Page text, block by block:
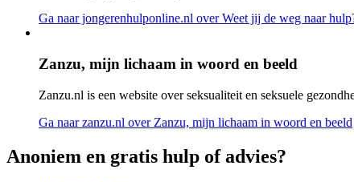
Ga naar jongerenhulponline.nl over Weet jij de weg naar
Zanzu, mijn lichaam in woord en beeld
Zanzu.nl is een website over seksualiteit en seksuele
Ga naar zanzu.nl over Zanzu, mijn lichaam in woord en beeld
Anoniem en gratis hulp of advies?